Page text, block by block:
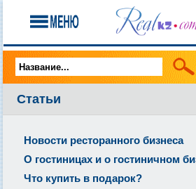
Статьи
Новости ресторанного бизнеса
О гостиницах и о гостиничном
Что купить в подарок?